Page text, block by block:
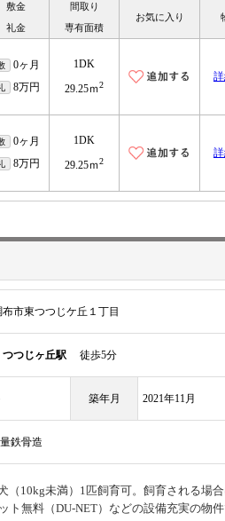
敷金
礼金
間取り
専有面積
お気に入り
0ヶ月
8万円
1DK
29.25ｍ2
0ヶ月
8万円
1DK
29.25ｍ2
市東つつじケ丘１丁目
つつじヶ丘駅 徒歩5分
築年月 2021年11月
鉄骨造
（10kg未満）1匹飼育可。飼育される場
ト無料（DU-NET）などの設備充実の物